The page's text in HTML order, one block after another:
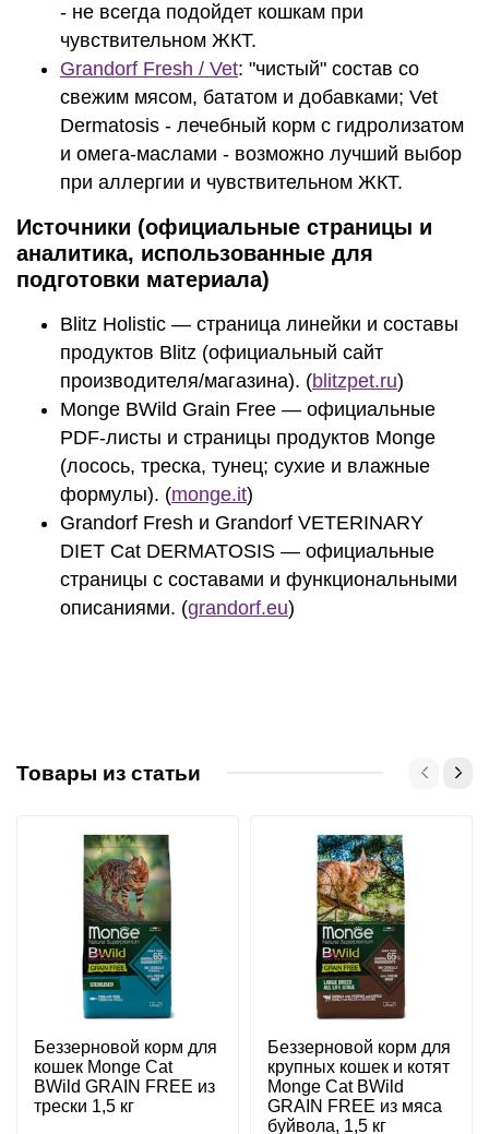
- не всегда подойдет кошкам при
чувствительном ЖКТ.
Grandorf Fresh / Vet: "чистый" состав со
свежим мясом, бататом и добавками; Vet
Dermatosis - лечебный корм с гидролизатом
и омега‑маслами - возможно лучший выбор
при аллергии и чувствительном ЖКТ.
Источники (официальные страницы и
аналитика, использованные для
подготовки материала)
Blitz Holistic — страница линейки и составы
продуктов Blitz (официальный сайт
производителя/магазина). (blitzpet.ru)
Monge BWild Grain Free — официальные
PDF‑листы и страницы продуктов Monge
(лосось, треска, тунец; сухие и влажные
формулы). (monge.it)
Grandorf Fresh и Grandorf VETERINARY
DIET Cat DERMATOSIS — официальные
страницы с составами и функциональными
описаниями. (grandorf.eu)
Товары из статьи
Беззерновой корм для
кошек Monge Cat
BWild GRAIN FREE из
трески 1,5 кг
Беззерновой корм для
крупных кошек и котят
Monge Cat BWild
GRAIN FREE из мяса
буйвола, 1,5 кг